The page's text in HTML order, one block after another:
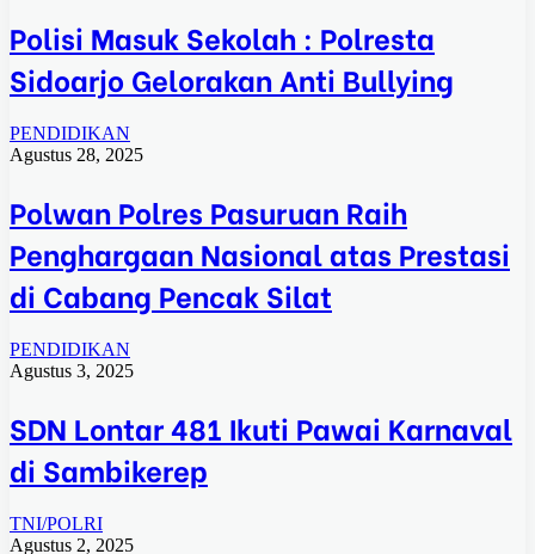
Polisi Masuk Sekolah : Polresta
Sidoarjo Gelorakan Anti Bullying
PENDIDIKAN
Agustus 28, 2025
Polwan Polres Pasuruan Raih
Penghargaan Nasional atas Prestasi
di Cabang Pencak Silat
PENDIDIKAN
Agustus 3, 2025
SDN Lontar 481 Ikuti Pawai Karnaval
di Sambikerep
TNI/POLRI
Agustus 2, 2025